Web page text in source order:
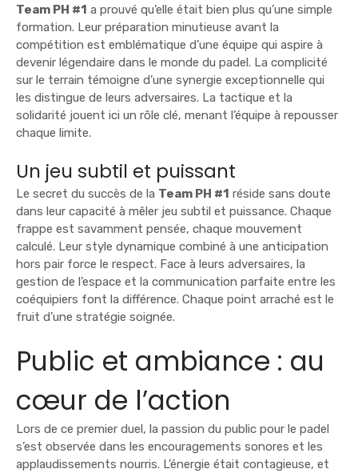
Team PH #1 a prouvé qu’elle était bien plus qu’une simple
formation. Leur préparation minutieuse avant la
compétition est emblématique d’une équipe qui aspire à
devenir légendaire dans le monde du padel. La complicité
sur le terrain témoigne d’une synergie exceptionnelle qui
les distingue de leurs adversaires. La tactique et la
solidarité jouent ici un rôle clé, menant l’équipe à repousser
chaque limite.
Un jeu subtil et puissant
Le secret du succès de la Team PH #1 réside sans doute
dans leur capacité à mêler jeu subtil et puissance. Chaque
frappe est savamment pensée, chaque mouvement
calculé. Leur style dynamique combiné à une anticipation
hors pair force le respect. Face à leurs adversaires, la
gestion de l’espace et la communication parfaite entre les
coéquipiers font la différence. Chaque point arraché est le
fruit d’une stratégie soignée.
Public et ambiance : au
cœur de l’action
Lors de ce premier duel, la passion du public pour le padel
s’est observée dans les encouragements sonores et les
applaudissements nourris. L’énergie était contagieuse, et